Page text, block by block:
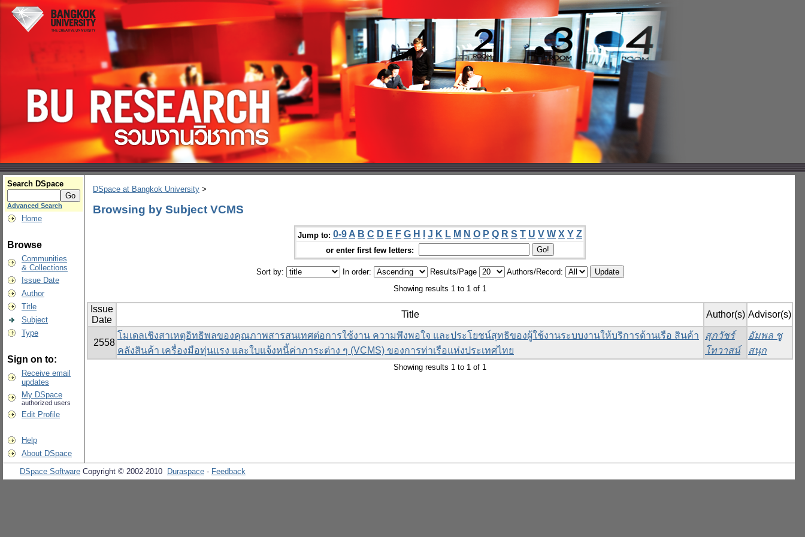
Search DSpace
Advanced Search
Home
Browse
Communities
& Collections
Issue Date
Author
Title
Subject
Type
Sign on to:
Receive email
updates
My DSpace
authorized users
Edit Profile
Help
About DSpace
DSpace at Bangkok University >
Browsing by Subject VCMS
Jump to: 0-9 A B C D E F G H J K L M N O P Q R S T U V W X Y Z
or enter first few letters:
Sort by: In order: Results/Page
Authors/Record:
Showing results 1 to 1 of 1
Issue
Date
Title Author(s) Advisor(s)
2558
โมเดลเชิงสาเหตุอิทธิพลของคุณภาพสารสนเทศต่อการใช้งาน ความพึงพอใจ และประโยชน์สุทธิของผู้ใช้งานระบบงานให้บริการด้านเรือ สินค้า
คลังสินค้า เครื่องมือทุ่นแรง และใบแจ้งหนี้ค่าภาระต่าง ๆ (VCMS) ของการท่าเรือแห่งประเทศไทย
สุภวัชร์
โทวาสน์
อัมพล ชู
สนุก
Showing results 1 to 1 of 1
DSpace Software Copyright © 2002-2010 Duraspace - Feedback